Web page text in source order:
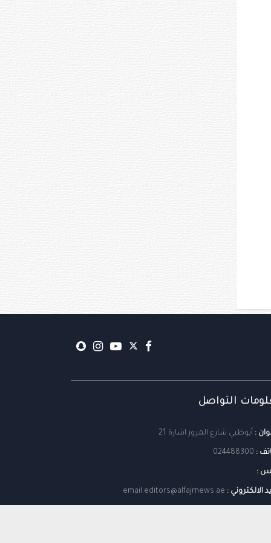
التواصل
: أبوظبي شارع المرور اشارة 21
:
024488300
:
الالكتروني : email:editors@alfajrnews.ae